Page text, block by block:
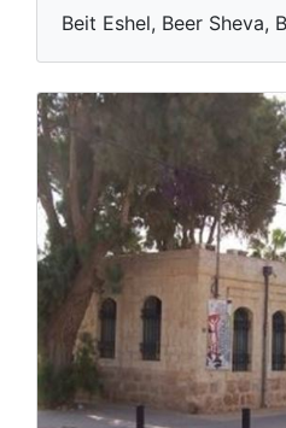
Beit Eshel, Beer Sheva,